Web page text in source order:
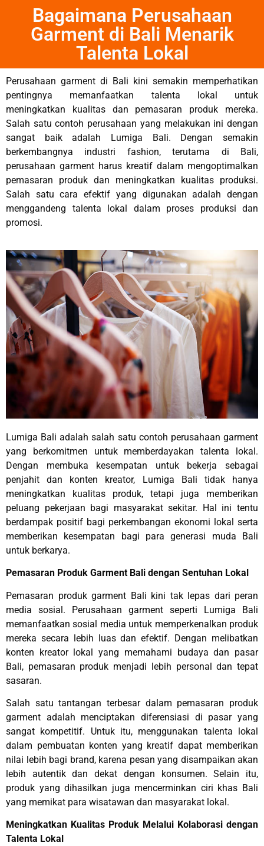
Bagaimana Perusahaan
Garment di Bali Menarik
Talenta Lokal
Perusahaan garment di Bali kini semakin memperhatikan
pentingnya memanfaatkan talenta lokal untuk
meningkatkan kualitas dan pemasaran produk mereka.
Salah satu contoh perusahaan yang melakukan ini dengan
sangat baik adalah Lumiga Bali. Dengan semakin
berkembangnya industri fashion, terutama di Bali,
perusahaan garment harus kreatif dalam mengoptimalkan
pemasaran produk dan meningkatkan kualitas produksi.
Salah satu cara efektif yang digunakan adalah dengan
menggandeng talenta lokal dalam proses produksi dan
promosi.
Lumiga Bali adalah salah satu contoh perusahaan garment
yang berkomitmen untuk memberdayakan talenta lokal.
Dengan membuka kesempatan untuk bekerja sebagai
penjahit dan konten kreator, Lumiga Bali tidak hanya
meningkatkan kualitas produk, tetapi juga memberikan
peluang pekerjaan bagi masyarakat sekitar. Hal ini tentu
berdampak positif bagi perkembangan ekonomi lokal serta
memberikan kesempatan bagi para generasi muda Bali
untuk berkarya.
Pemasaran Produk Garment Bali dengan Sentuhan Lokal
Pemasaran produk garment Bali kini tak lepas dari peran
media sosial. Perusahaan garment seperti Lumiga Bali
memanfaatkan sosial media untuk memperkenalkan produk
mereka secara lebih luas dan efektif. Dengan melibatkan
konten kreator lokal yang memahami budaya dan pasar
Bali, pemasaran produk menjadi lebih personal dan tepat
sasaran.
Salah satu tantangan terbesar dalam pemasaran produk
garment adalah menciptakan diferensiasi di pasar yang
sangat kompetitif. Untuk itu, menggunakan talenta lokal
dalam pembuatan konten yang kreatif dapat memberikan
nilai lebih bagi brand, karena pesan yang disampaikan akan
lebih autentik dan dekat dengan konsumen. Selain itu,
produk yang dihasilkan juga mencerminkan ciri khas Bali
yang memikat para wisatawan dan masyarakat lokal.
Meningkatkan Kualitas Produk Melalui Kolaborasi dengan
Talenta Lokal